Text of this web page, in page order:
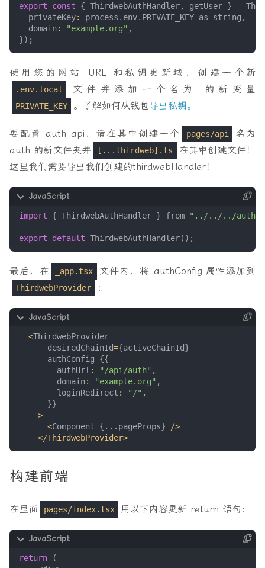
export const { ThirdwebAuthHandler, getUser } =
privateKey: process . env. PRIVATE_KEY as string ,
domain: "example.org" ,
});
使用您的网站 URL 和私钥更新域，创建一个新
.env.local 文件并添加一个名为 的新变量
PRIVATE_KEY 。了解如何从钱包导出私钥。
要配置 auth api，请在其中创建一个 pages/api
名为
auth 的新文件夹并
[...thirdweb].ts
在其中创建文件！
这里我们需要导出我们创建的thirdwebHandler！
import { ThirdwebAuthHandler } from "../../../
export default ThirdwebAuthHandler();
最后，在 _app.tsx 文件内，将 authConfig 属性添加到
ThirdwebProvider ：
<ThirdwebProvider
desiredChainId={activeChainId}
authConfig={{
authUrl : "/api/auth" ,
domain: "example.org" ,
loginRedirect : "/" ,
}}
>
<Component {... pageProps}
/>
</ThirdwebProvider>
构建前端
在里面 pages/index.tsx 用以下内容更新 return 语句：
return
(